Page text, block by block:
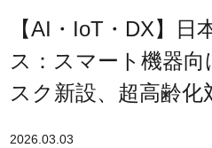
【AI・IoT・DX】日
ス：スマート機器
スク新設、超高齢化
2026.03.03